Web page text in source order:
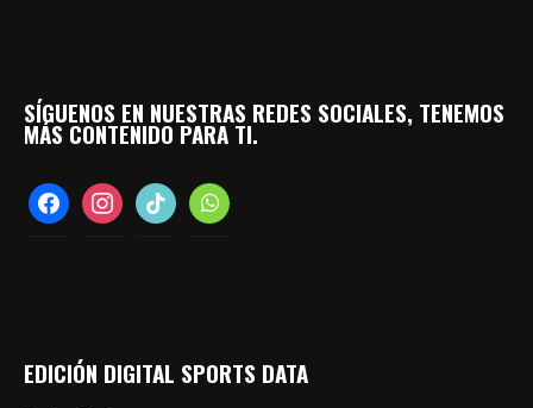
SÍGUENOS EN NUESTRAS REDES SOCIALES, TENEMOS
MÁS CONTENIDO PARA TI.
facebookinstagramtiktok whatsapp
EDICIÓN DIGITAL SPORTS DATA